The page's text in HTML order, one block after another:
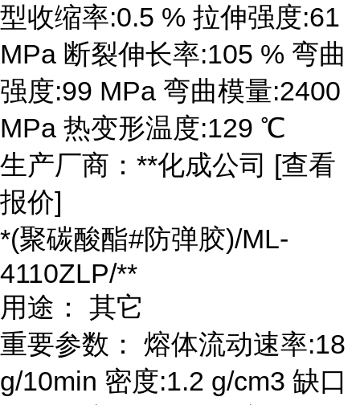
型收缩率:0.5 % 拉伸强度:61
MPa 断裂伸长率:105 % 弯曲
强度:99 MPa 弯曲模量:2400
MPa 热变形温度:129 ℃
生产厂商：**化成公司 [查看
报价]
*(聚碳酸酯#防弹胶)/ML-
4110ZLP/**
用途： 其它
重要参数： 熔体流动速率:18
g/10min 密度:1.2 g/cm3 缺口